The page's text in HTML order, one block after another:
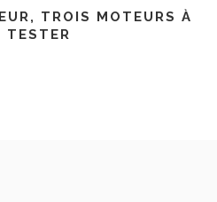
TROIS MOTEURS À
TESTER